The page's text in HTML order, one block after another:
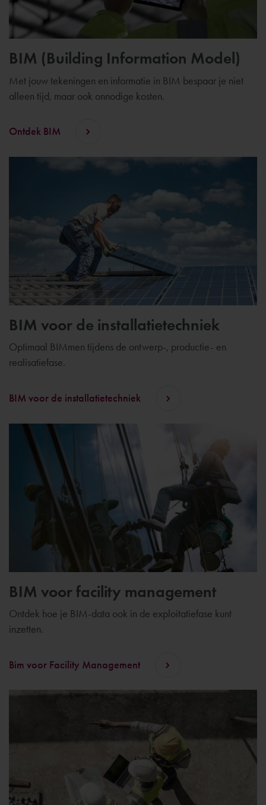
BIM (Building Information Model)
Met jouw tekeningen en informatie in BIM bespaar je niet
alleen tijd, maar ook onnodige kosten.
Ontdek BIM
BIM voor de installatietechniek
Optimaal BIMmen tijdens de ontwerp-, productie- en
realisatiefase.
BIM voor de installatietechniek
BIM voor facility management
Ontdek hoe je BIM-data ook in de exploitatiefase kunt
inzetten.
Bim voor Facility Management